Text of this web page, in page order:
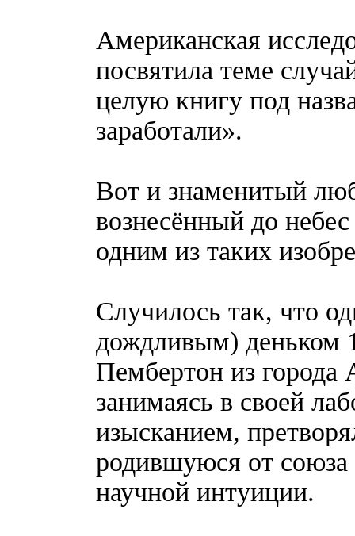
Американская
посвятила теме
целую книгу под
заработали».
Вот и знаменитый
вознесённый до
одним из таких
Случилось так, что
дождливым) деньком
Пембертон из
занимаясь в своей
изысканием,
родившуюся от союза
научной интуиции.